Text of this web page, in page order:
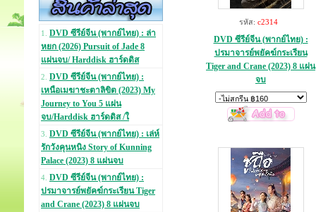
1. DVD ซีรีย์จีน (พากย์ไทย) : ล่า
หยก (2026) Pursuit of Jade 8
แผ่นจบ/ Harddisk ฮาร์ดดิส
2. DVD ซีรีย์จีน (พากย์ไทย) :
เหนือเมฆาชะตาลิขิต (2023) My
Journey to You 5 แผ่น
จบ/Harddisk ฮาร์ดดิส /ใ
3. DVD ซีรีย์จีน (พากย์ไทย) : เล่ห์
รักวังคุนหนิง Story of Kunning
Palace (2023) 8 แผ่นจบ
4. DVD ซีรีย์จีน (พากย์ไทย) :
ปรมาจารย์พยัคฆ์กระเรียน Tiger
and Crane (2023) 8 แผ่นจบ
รหัส: c2314
DVD ซีรีย์จีน (พากย์ไทย) :
ปรมาจารย์พยัคฆ์กระเรียน
Tiger and Crane (2023) 8 แผ่น
จบ